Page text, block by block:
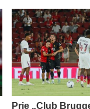
Prie „Club